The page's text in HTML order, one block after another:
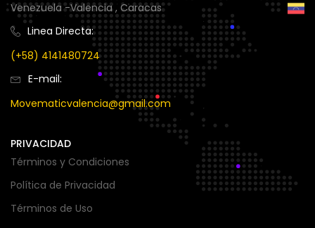
Blue (1)
Brown
Naranja (1)
Venezuela -Valencia , Caracas
Linea Directa:
(+58) 4141480724
E-mail:
Movematicvalencia@gmail.com
PRIVACIDAD
Términos y Condiciones
Política de Privacidad
Términos de Uso